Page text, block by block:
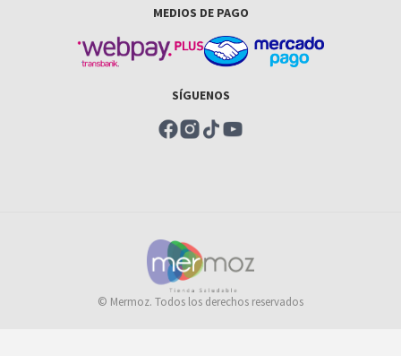
MEDIOS DE PAGO
SÍGUENOS
© Mermoz. Todos los derechos reservados